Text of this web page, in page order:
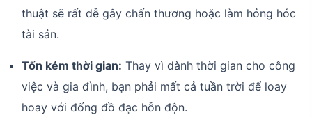
thuật sẽ rất dễ gây chấn thương hoặc làm hỏng hóc
tài sản.
Tốn kém thời gian: Thay vì dành thời gian cho công
việc và gia đình, bạn phải mất cả tuần trời để loay
hoay với đống đồ đạc hỗn độn.